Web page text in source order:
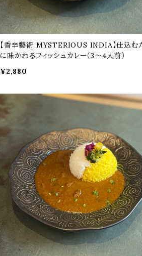
【香辛藝術 MYSTERIOUS INDIA】仕込む
に味かわるフィッシュカレー（3～4人前）
¥2,880